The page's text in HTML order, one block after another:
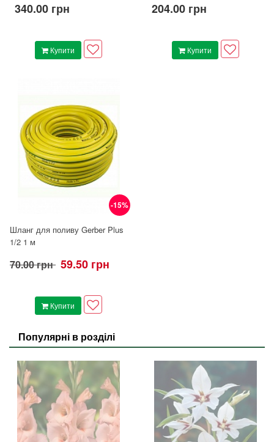
340.00 грн
Купити
204.00 грн
Купити
-15%
Шланг для поливу Gerber Plus
1/2 1 м
70.00 грн 59.50 грн
Купити
Популярні в розділі